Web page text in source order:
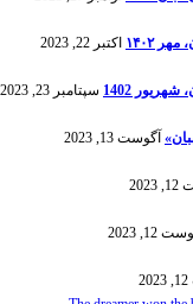
۱۴۰۲ اکتبر 22, 2023
1402 سپتامبر 23, 2023
آگوست 13, 2023
12, 2023